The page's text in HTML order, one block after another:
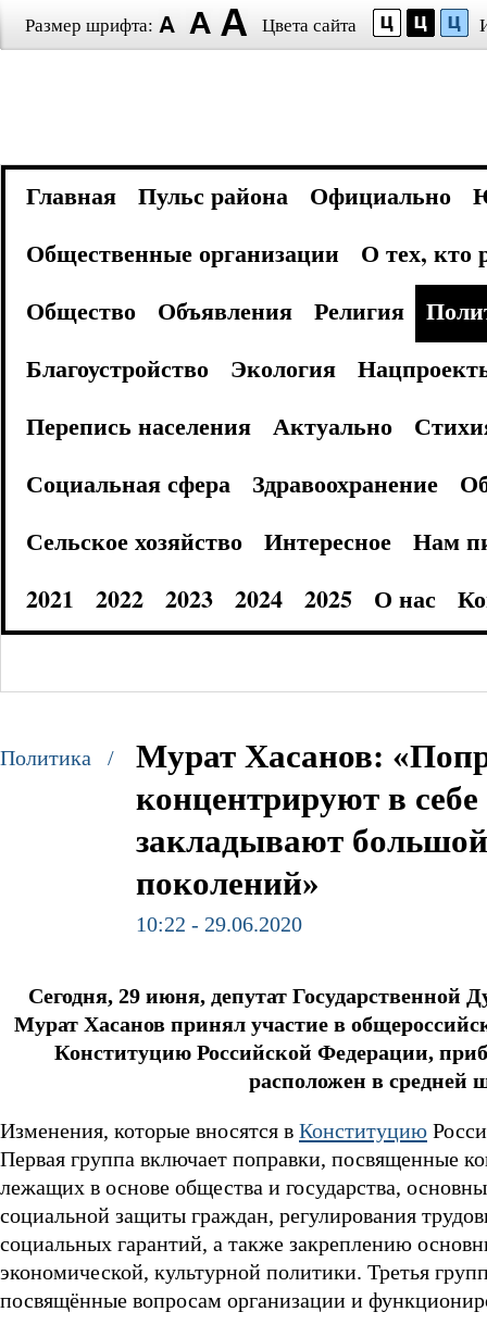
Размер шрифта: Цвета сайта
Главная Пульс района Официально
Общественные организации
О тех, кто
Общество
Объявления Религия
Благоустройство
Экология
Перепись населения
Актуально
Социальная сфера
Здравоохранение
Сельское хозяйство
Интересное
Нам
2021
2022 2023 2024 2025 О нас
Политика /
Мурат Хасанов:
концентрируют в
закладывают
поколений»
10:22 - 29.06.2020
Сегодня, 29 июня, депутат
Мурат Хасанов принял участие в
Конституцию Российской Федерации,
расположен в средней
Изменения, которые вносятся в Конституцию
Первая группа включает поправки, посвященные
лежащих в основе общества и государства,
социальной защиты граждан, регулирования
социальных гарантий, а также закреплению
экономической, культурной политики. Третья
посвящённые вопросам организации и